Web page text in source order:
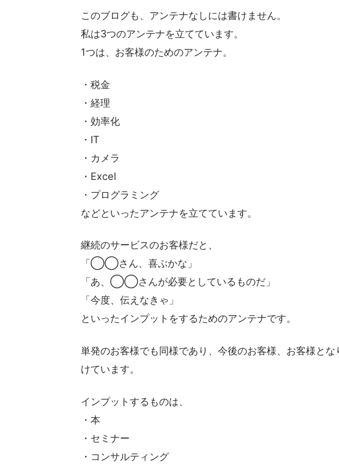
このブログも、アンテナなしには書けません。
私は3つのアンテナを立てています。
1つは、お客様のためのアンテナ。
・税金
・経理
・効率化
・IT
・カメラ
・Excel
・プログラミング
などといったアンテナを立てています。
継続のサービスのお客様だと、
「◯◯さん、喜ぶかな」
「あ、◯◯さんが必要としているものだ」
「今度、伝えなきゃ」
といったインプットをするためのアンテナです。
単発のお客様でも同様であり、今後のお客様、お客様と
けています。
インプットするものは、
・本
・セミナー
・コンサルティング